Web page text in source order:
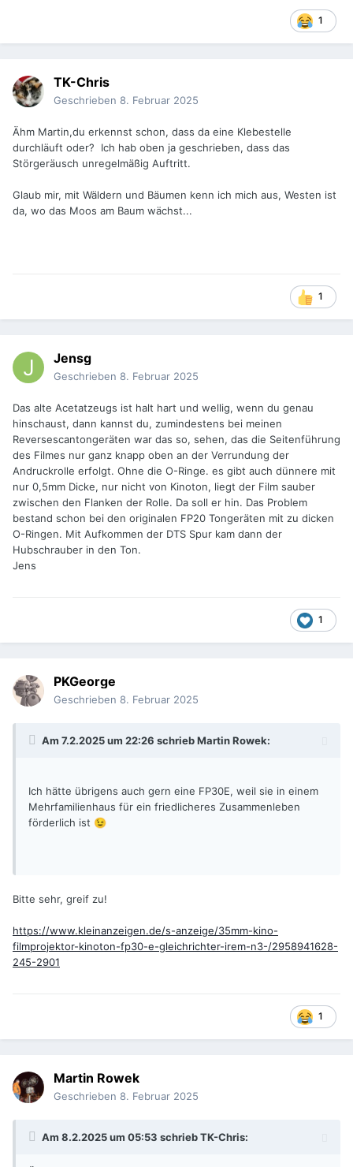
1
TK-Chris
Geschrieben 8. Februar 2025
Ähm Martin,du erkennst schon, dass da eine Klebestelle
durchläuft oder? Ich hab oben ja geschrieben, dass das
Störgeräusch unregelmäßig Auftritt.
Glaub mir, mit Wäldern und Bäumen kenn ich mich aus, Westen ist
da, wo das Moos am Baum wächst...
1
Jensg
Geschrieben 8. Februar 2025
Das alte Acetatzeugs ist halt hart und wellig, wenn du genau
hinschaust, dann kannst du, zumindestens bei meinen
Reversescantongeräten war das so, sehen, das die Seitenführung
des Filmes nur ganz knapp oben an der Verrundung der
Andruckrolle erfolgt. Ohne die O-Ringe. es gibt auch dünnere mit
nur 0,5mm Dicke, nur nicht von Kinoton, liegt der Film sauber
zwischen den Flanken der Rolle. Da soll er hin. Das Problem
bestand schon bei den originalen FP20 Tongeräten mit zu dicken
O-Ringen. Mit Aufkommen der DTS Spur kam dann der
Hubschrauber in den Ton.
Jens
1
PKGeorge
Geschrieben 8. Februar 2025
Am 7.2.2025 um 22:26 schriebMartin Rowek:
Ich hätte übrigens auch gern eine FP30E, weil sie in einem
Mehrfamilienhaus für ein friedlicheres Zusammenleben
förderlich ist 😉
Bitte sehr, greif zu!
https://www.kleinanzeigen.de/s-anzeige/35mm-kino-
filmprojektor-kinoton-fp30-e-gleichrichter-irem-n3-/2958941628-
245-2901
1
Martin Rowek
Geschrieben 8. Februar 2025
Am 8.2.2025 um 05:53 schriebTK-Chris: